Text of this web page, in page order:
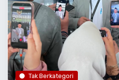
Tak Berkategori